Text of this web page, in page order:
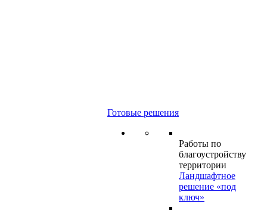
Готовые решения
Работы по
благоустройству
территории
Ландшафтное
решение «под
ключ»